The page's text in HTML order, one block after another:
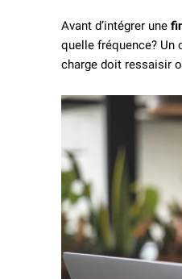
Avant d’intégrer une
quelle fréquence? Un
charge doit ressaisir